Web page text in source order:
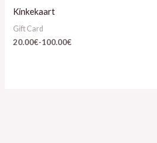
Kinkekaart
Gift Card
20.00€-100.00€